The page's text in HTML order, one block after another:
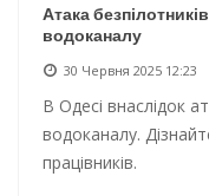
Атака
водоканалу
30 Червня 2025 12:23
В Одесі внаслідок
водоканалу.
працівників.